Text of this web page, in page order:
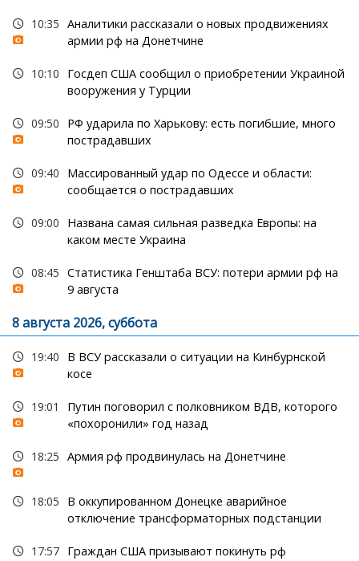
10:35 Аналитики рассказали о новых продвижениях
армии рф на Донетчине
10:10
Госдеп США сообщил о приобретении Украиной
вооружения у Турции
09:50
РФ ударила по Харькову: есть погибшие, много
пострадавших
09:40
Массированный удар по Одессе и области:
сообщается о пострадавших
09:00
Названа самая сильная разведка Европы: на
каком месте Украина
08:45 Статистика Генштаба ВСУ: потери армии рф на
9 августа
8 августа 2026, суббота
19:40
В ВСУ рассказали о ситуации на Кинбурнской
косе
19:01
Путин поговорил с полковником ВДВ, которого
«похоронили» год назад
18:25 Армия рф продвинулась на Донетчине
18:05
В оккупированном Донецке аварийное
отключение трансформаторных подстанции
17:57 Граждан США призывают покинуть рф